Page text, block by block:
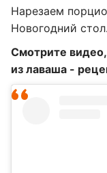
Нарезаем
Новогодний стол.
Смотрите видео,
из лаваша -